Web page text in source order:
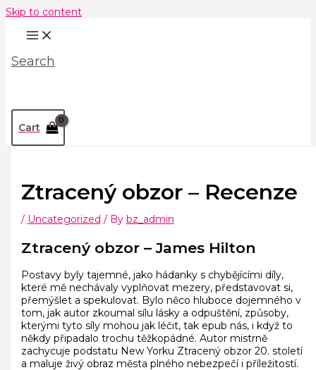
Skip to content
Search
Cart
Ztracený obzor – Recenze
/ Uncategorized / By bz_admin
Ztracený obzor – James Hilton
Postavy byly tajemné, jako hádanky s chybějícími díly,
které mě nechávaly vyplňovat mezery, představovat si,
přemýšlet a spekulovat. Bylo něco hluboce dojemného v
tom, jak autor zkoumal sílu lásky a odpuštění, způsoby,
kterými tyto síly mohou jak léčit, tak epub nás, i když to
někdy připadalo trochu těžkopádné. Autor mistrně
zachycuje podstatu New Yorku Ztracený obzor 20. století
a maluje živý obraz města plného nebezpečí i příležitostí.